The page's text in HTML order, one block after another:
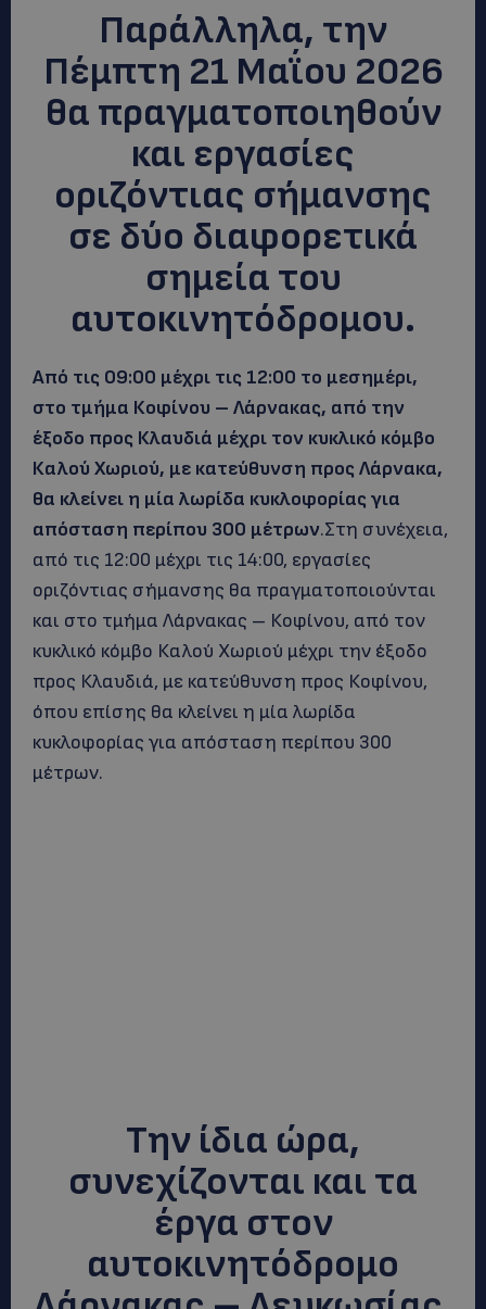
Παράλληλα, την
Πέμπτη 21 Μαΐου 2026
θα πραγματοποιηθούν
και εργασίες
οριζόντιας σήμανσης
σε δύο διαφορετικά
σημεία του
αυτοκινητόδρομου.
Από τις 09:00 μέχρι τις 12:00 το μεσημέρι,
στο τμήμα Κοφίνου – Λάρνακας, από την
έξοδο προς Κλαυδιά μέχρι τον κυκλικό κόμβο
Καλού Χωριού, με κατεύθυνση προς Λάρνακα,
θα κλείνει η μία λωρίδα κυκλοφορίας για
απόσταση περίπου 300 μέτρων.Στη συνέχεια,
από τις 12:00 μέχρι τις 14:00, εργασίες
οριζόντιας σήμανσης θα πραγματοποιούνται
και στο τμήμα Λάρνακας – Κοφίνου, από τον
κυκλικό κόμβο Καλού Χωριού μέχρι την έξοδο
προς Κλαυδιά, με κατεύθυνση προς Κοφίνου,
όπου επίσης θα κλείνει η μία λωρίδα
κυκλοφορίας για απόσταση περίπου 300
μέτρων.
Την ίδια ώρα,
συνεχίζονται και τα
έργα στον
αυτοκινητόδρομο